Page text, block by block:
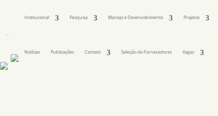
Institucional Pesquisa Manejo e Desenvolvimento Projetos
Notícias Publicações Contato Seleção de Fornecedores Vagas